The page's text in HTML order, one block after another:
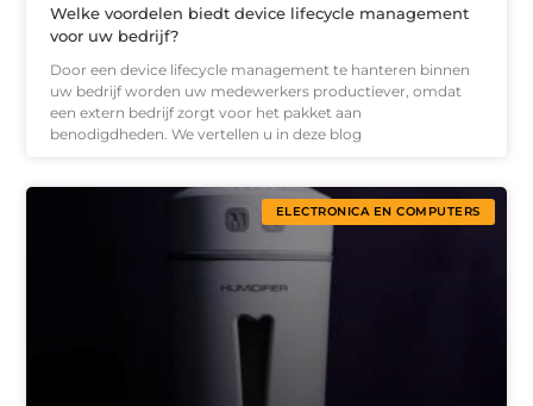
Welke voordelen biedt device lifecycle management
voor uw bedrijf?
Door een device lifecycle management te hanteren binnen
uw bedrijf worden uw medewerkers productiever, omdat
een extern bedrijf zorgt voor het pakket aan
benodigdheden. We vertellen u in deze blog
ELECTRONICA EN COMPUTERS